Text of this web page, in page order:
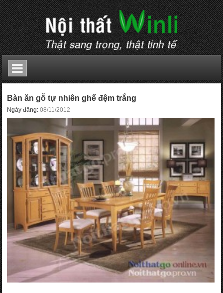
Bàn ăn gỗ tự nhiên ghế đệm trắng
Ngày đăng:08/11/2012